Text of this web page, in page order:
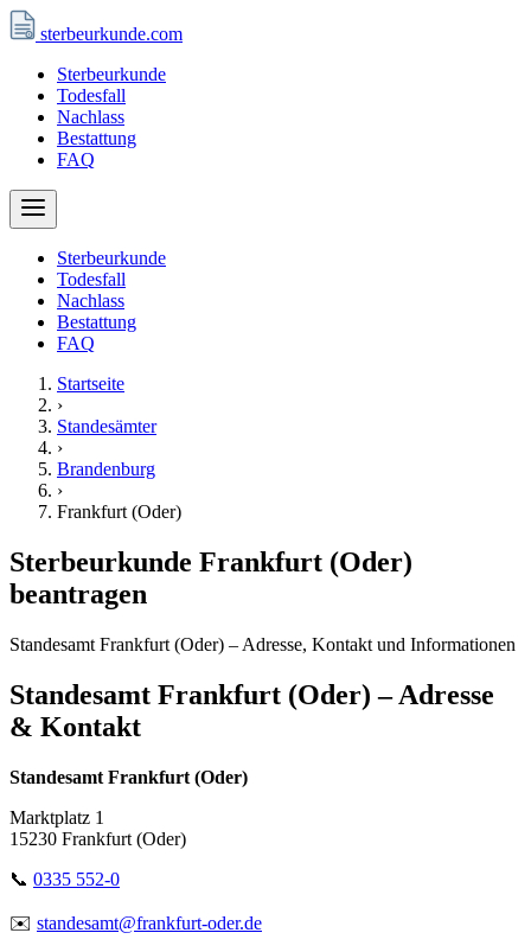
sterbeurkunde.com
Sterbeurkunde
Todesfall
Nachlass
Bestattung
FAQ
Sterbeurkunde
Todesfall
Nachlass
Bestattung
FAQ
Startseite
›
Standesämter
›
Brandenburg
›
Frankfurt (Oder)
Sterbeurkunde Frankfurt (Oder)
beantragen
Standesamt Frankfurt (Oder) – Adresse, Kontakt und Informationen
Standesamt Frankfurt (Oder) – Adresse
& Kontakt
Standesamt Frankfurt (Oder)
Marktplatz 1
15230 Frankfurt (Oder)
📞 0335 552-0
✉️ standesamt@frankfurt-oder.de